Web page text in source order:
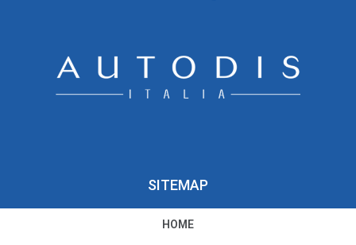
SITEMAP
HOME
PRIVACY E COOKIE POLICY